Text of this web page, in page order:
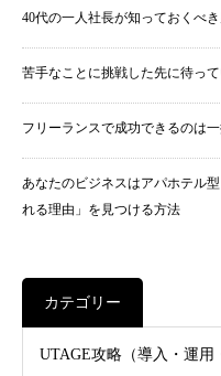
40代の一人社長が知っておくべ
苦手なことに挑戦した先に待っ
フリーランスで成功できるのは
あなたのビジネスはアパホテル
れる理由」を見つける方法
カテゴリー
UTAGE攻略（導入・運用